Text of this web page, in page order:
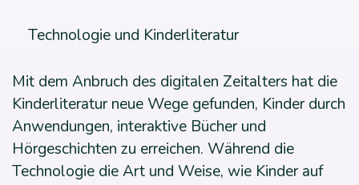
Technologie und Kinderliteratur
Mit dem Anbruch des digitalen Zeitalters hat die
Kinderliteratur neue Wege gefunden, Kinder durch
Anwendungen, interaktive Bücher und
Hörgeschichten zu erreichen. Während die
Technologie die Art und Weise, wie Kinder auf